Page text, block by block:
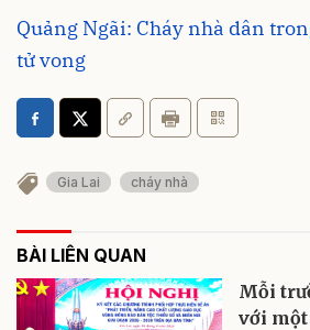
Quảng Ngãi: Cháy nhà dân
tử vong
Gia Lai cháy nhà
BÀI LIÊN QUAN
Mỗi
với một